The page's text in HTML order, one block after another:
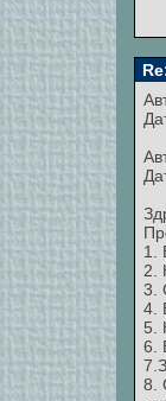
1.
2.
3.
4.
5.
6.
8.